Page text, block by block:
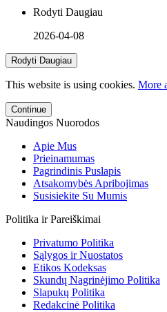
Rodyti Daugiau
2026-04-08
Rodyti Daugiau
This website is using cookies. More
Continue
Naudingos Nuorodos
Apie Mus
Prieinamumas
Pagrindinis Puslapis
Atsakomybės Apribojimas
Susisiekite Su Mumis
Politika ir Pareiškimai
Privatumo Politika
Sąlygos ir Nuostatos
Etikos Kodeksas
Skundų Nagrinėjimo Politika
Slapukų Politika
Redakcinė Politika